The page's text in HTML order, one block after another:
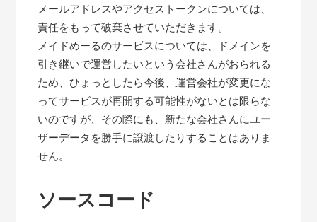
メールアドレスやアクセストークンについては、
責任をもって破棄させていただきます。
メイドめーるのサービスについては、ドメインを
引き継いで運営したいという会社さんがおられる
ため、ひょっとしたら今後、運営会社が変更にな
ってサービスが再開する可能性がないとは限らな
いのですが、その際にも、新たな会社さんにユー
ザーデータを勝手に譲渡したりすることはありま
せん。
ソースコード